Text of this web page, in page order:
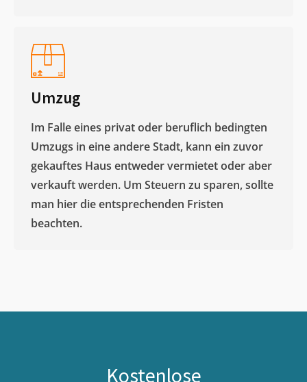
Umzug
Im Falle eines privat oder beruflich bedingten
Umzugs in eine andere Stadt, kann ein zuvor
gekauftes Haus entweder vermietet oder aber
verkauft werden. Um Steuern zu sparen, sollte
man hier die entsprechenden Fristen
beachten.
Kostenlose